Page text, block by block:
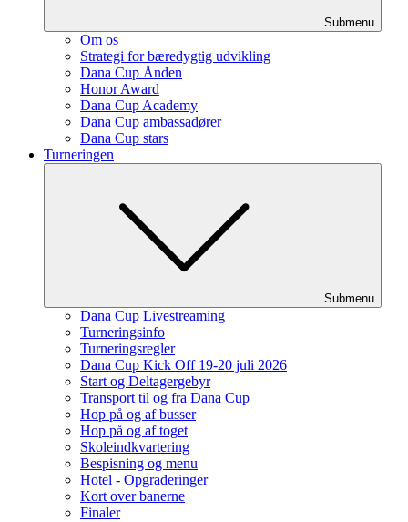
Submenu
Om os
Strategi for bæredygtig udvikling
Dana Cup Ånden
Honor Award
Dana Cup Academy
Dana Cup ambassadører
Dana Cup stars
Turneringen
Submenu
Dana Cup Livestreaming
Turneringsinfo
Turneringsregler
Dana Cup Kick Off 19-20 juli 2026
Start og Deltagergebyr
Transport til og fra Dana Cup
Hop på og af busser
Hop på og af toget
Skoleindkvartering
Bespisning og menu
Hotel - Opgraderinger
Kort over banerne
Finaler